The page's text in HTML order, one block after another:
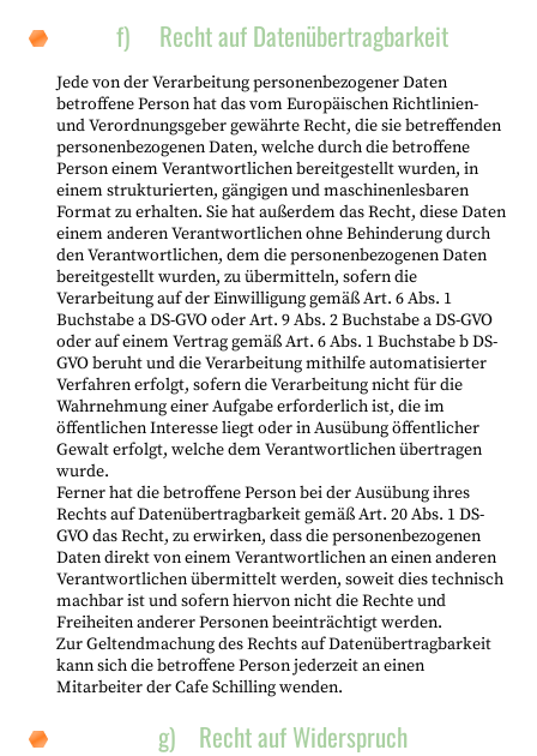
f) Recht auf Datenübertragbarkeit
Jede von der Verarbeitung personenbezogener Daten
betroffene Person hat das vom Europäischen Richtlinien-
und Verordnungsgeber gewährte Recht, die sie betreffenden
personenbezogenen Daten, welche durch die betroffene
Person einem Verantwortlichen bereitgestellt wurden, in
einem strukturierten, gängigen und maschinenlesbaren
Format zu erhalten. Sie hat außerdem das Recht, diese Daten
einem anderen Verantwortlichen ohne Behinderung durch
den Verantwortlichen, dem die personenbezogenen Daten
bereitgestellt wurden, zu übermitteln, sofern die
Verarbeitung auf der Einwilligung gemäß Art. 6 Abs. 1
Buchstabe a DS-GVO oder Art. 9 Abs. 2 Buchstabe a DS-GVO
oder auf einem Vertrag gemäß Art. 6 Abs. 1 Buchstabe b DS-
GVO beruht und die Verarbeitung mithilfe automatisierter
Verfahren erfolgt, sofern die Verarbeitung nicht für die
Wahrnehmung einer Aufgabe erforderlich ist, die im
öffentlichen Interesse liegt oder in Ausübung öffentlicher
Gewalt erfolgt, welche dem Verantwortlichen übertragen
wurde.
Ferner hat die betroffene Person bei der Ausübung ihres
Rechts auf Datenübertragbarkeit gemäß Art. 20 Abs. 1 DS-
GVO das Recht, zu erwirken, dass die personenbezogenen
Daten direkt von einem Verantwortlichen an einen anderen
Verantwortlichen übermittelt werden, soweit dies technisch
machbar ist und sofern hiervon nicht die Rechte und
Freiheiten anderer Personen beeinträchtigt werden.
Zur Geltendmachung des Rechts auf Datenübertragbarkeit
kann sich die betroffene Person jederzeit an einen
Mitarbeiter der Cafe Schilling wenden.
g) Recht auf Widerspruch